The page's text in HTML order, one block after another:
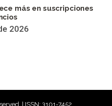
más en suscripciones
2026
| ISSN: 3101-7452